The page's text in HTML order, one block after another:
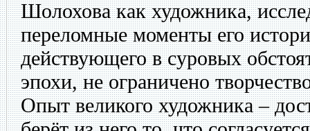
Шолохова как художника,
переломные моменты его
действующего в суровых
эпохи, не ограничено
Опыт великого художника –